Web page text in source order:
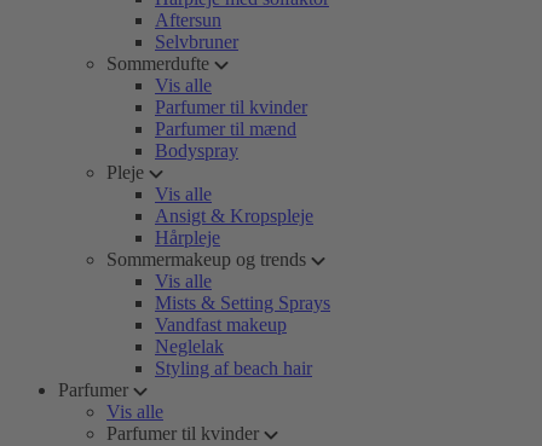
Aftersun
Selvbruner
Sommerdufte
Vis alle
Parfumer til kvinder
Parfumer til mænd
Bodyspray
Pleje
Vis alle
Ansigt & Kropspleje
Hårpleje
Sommermakeup og trends
Vis alle
Mists & Setting Sprays
Vandfast makeup
Neglelak
Styling af beach hair
Parfumer
Vis alle
Parfumer til kvinder